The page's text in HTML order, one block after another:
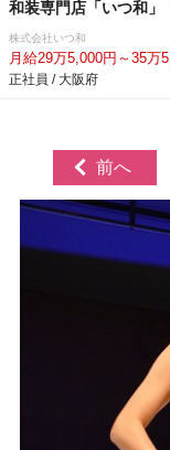
和装専門店「いつ和」
株式会社いつ和
月給29万5,000円～35万
正社員 / 大阪府
前へ